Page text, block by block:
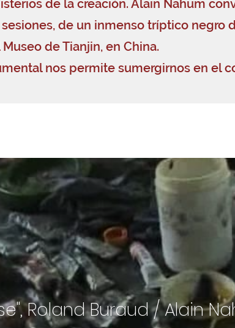
de la creación. Alain Nahum
de un inmenso tríptico negro
de Tianjin, en China.
nos permite sumergirnos en el
Roland Buraud / Alain